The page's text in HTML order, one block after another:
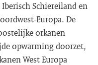
Schiereiland en
Europa. De
orkanen
opwarming doorzet,
West Europa